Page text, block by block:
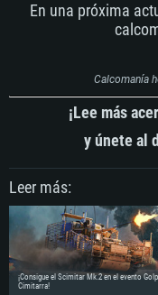
En una próxima
Calcomanía
¡Lee más
y únete al
Leer más:
¡Consigue el Scimitar Mk.2 en el evento
Cimitarra!